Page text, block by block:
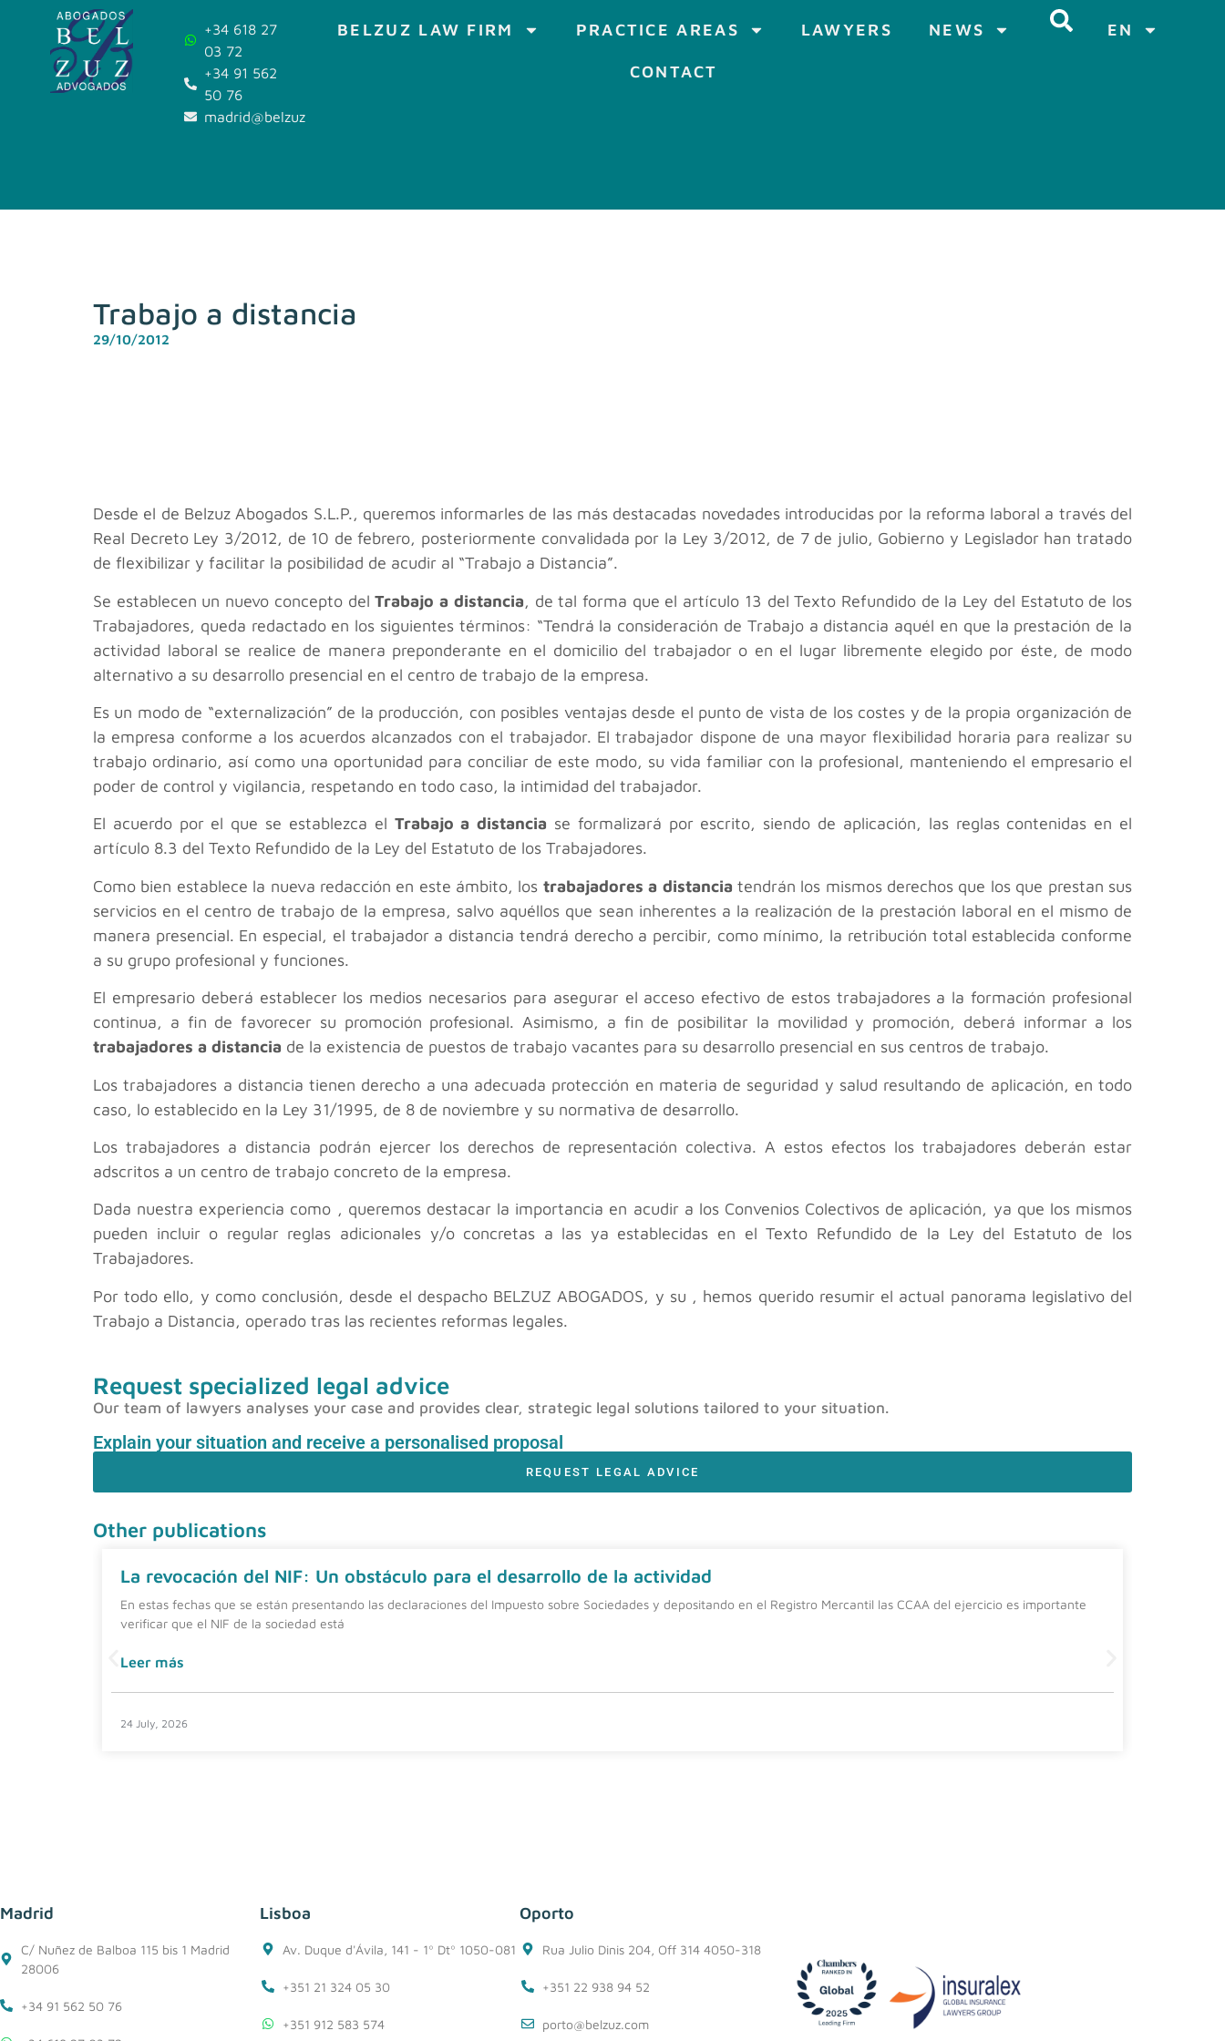
+34 618 27
03 72
+34 91 562
50 76
madrid@belzuz.com
BELZUZ LAW FIRM PRACTICE AREAS LAWYERS NEWS
CONTACT
EN
Trabajo a distancia
29/10/2012
Desde el de Belzuz Abogados S.L.P., queremos informarles de las más destacadas novedades introducidas por la reforma laboral a través del
Real Decreto Ley 3/2012, de 10 de febrero, posteriormente convalidada por la Ley 3/2012, de 7 de julio, Gobierno y Legislador han tratado
de flexibilizar y facilitar la posibilidad de acudir al “Trabajo a Distancia”.
Se establecen un nuevo concepto delTrabajo a distancia, de tal forma que el artículo 13 del Texto Refundido de la Ley del Estatuto de los
Trabajadores, queda redactado en los siguientes términos: “Tendrá la consideración de Trabajo a distancia aquél en que la prestación de la
actividad laboral se realice de manera preponderante en el domicilio del trabajador o en el lugar libremente elegido por éste, de modo
alternativo a su desarrollo presencial en el centro de trabajo de la empresa.
Es un modo de “externalización” de la producción, con posibles ventajas desde el punto de vista de los costes y de la propia organización de
la empresa conforme a los acuerdos alcanzados con el trabajador. El trabajador dispone de una mayor flexibilidad horaria para realizar su
trabajo ordinario, así como una oportunidad para conciliar de este modo, su vida familiar con la profesional, manteniendo el empresario el
poder de control y vigilancia, respetando en todo caso, la intimidad del trabajador.
El acuerdo por el que se establezca el Trabajo a distancia se formalizará por escrito, siendo de aplicación, las reglas contenidas en el
artículo 8.3 del Texto Refundido de la Ley del Estatuto de los Trabajadores.
Como bien establece la nueva redacción en este ámbito, los trabajadores a distancia tendrán los mismos derechos que los que prestan sus
servicios en el centro de trabajo de la empresa, salvo aquéllos que sean inherentes a la realización de la prestación laboral en el mismo de
manera presencial. En especial, el trabajador a distancia tendrá derecho a percibir, como mínimo, la retribución total establecida conforme
a su grupo profesional y funciones.
El empresario deberá establecer los medios necesarios para asegurar el acceso efectivo de estos trabajadores a la formación profesional
continua, a fin de favorecer su promoción profesional. Asimismo, a fin de posibilitar la movilidad y promoción, deberá informar a los
trabajadores a distancia de la existencia de puestos de trabajo vacantes para su desarrollo presencial en sus centros de trabajo.
Los trabajadores a distancia tienen derecho a una adecuada protección en materia de seguridad y salud resultando de aplicación, en todo
caso, lo establecido en la Ley 31/1995, de 8 de noviembre y su normativa de desarrollo.
Los trabajadores a distancia podrán ejercer los derechos de representación colectiva. A estos efectos los trabajadores deberán estar
adscritos a un centro de trabajo concreto de la empresa.
Dada nuestra experiencia como , queremos destacar la importancia en acudir a los Convenios Colectivos de aplicación, ya que los mismos
pueden incluir o regular reglas adicionales y/o concretas a las ya establecidas en el Texto Refundido de la Ley del Estatuto de los
Trabajadores.
Por todo ello, y como conclusión, desde el despacho BELZUZ ABOGADOS, y su , hemos querido resumir el actual panorama legislativo del
Trabajo a Distancia, operado tras las recientes reformas legales.
Request specialized legal advice
Our team of lawyers analyses your case and provides clear, strategic legal solutions tailored to your situation.
Explain your situation and receive a personalised proposal
REQUEST LEGAL ADVICE
Other publications
La revocación del NIF: Un obstáculo para el desarrollo de la actividad
En estas fechas que se están presentando las declaraciones del Impuesto sobre Sociedades y depositando en el Registro Mercantil las CCAA del ejercicio es importante
verificar que el NIF de la sociedad está
Leer más
24 July, 2026
Madrid
C/ Nuñez de Balboa 115 bis 1 Madrid
28006
+34 91 562 50 76
Lisboa
Av. Duque d'Ávila, 141 - 1º Dtº 1050-081
+351 21 324 05 30
+351 912 583 574
Oporto
Rua Julio Dinis 204, Off 314 4050-318
+351 22 938 94 52
porto@belzuz.com